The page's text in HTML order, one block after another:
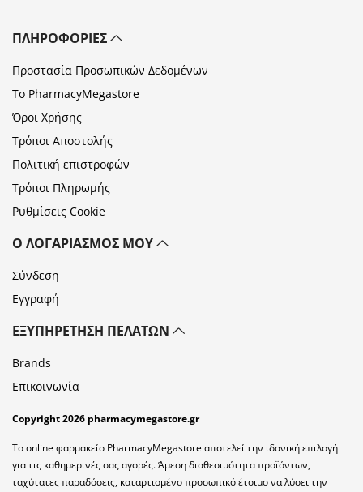
ΠΛΗΡΟΦΟΡΊΕΣ
Προστασία Προσωπικών Δεδομένων
Το PharmacyMegastore
Όροι Χρήσης
Τρόποι Αποστολής
Πολιτική επιστροφών
Τρόποι Πληρωμής
Ρυθμίσεις Cookie
Ο ΛΟΓΑΡΙΑΣΜΌΣ ΜΟΥ
Σύνδεση
Εγγραφή
ΕΞΥΠΗΡΈΤΗΣΗ ΠΕΛΑΤΏΝ
Brands
Επικοινωνία
Copyright 2026 pharmacymegastore.gr
Το online φαρμακείο PharmacyMegastore αποτελεί την ιδανική επιλογή
για τις καθημερινές σας αγορές. Άμεση διαθεσιμότητα προϊόντων,
ταχύτατες παραδόσεις, καταρτισμένο προσωπικό έτοιμο να λύσει την